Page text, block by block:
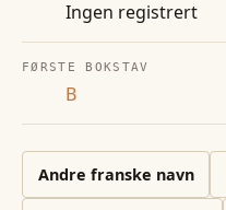
Ingen registrert
FØRSTE BOKSTAV
B
Andre franske navn